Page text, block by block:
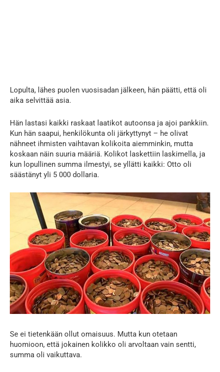
Lopulta, lähes puolen vuosisadan jälkeen, hän päätti, että oli
aika selvittää asia.
Hän lastasi kaikki raskaat laatikot autoonsa ja ajoi pankkiin.
Kun hän saapui, henkilökunta oli järkyttynyt – he olivat
nähneet ihmisten vaihtavan kolikoita aiemminkin, mutta
koskaan näin suuria määriä. Kolikot laskettiin laskimella, ja
kun lopullinen summa ilmestyi, se yllätti kaikki: Otto oli
säästänyt yli 5 000 dollaria.
Se ei tietenkään ollut omaisuus. Mutta kun otetaan
huomioon, että jokainen kolikko oli arvoltaan vain sentti,
summa oli vaikuttava.